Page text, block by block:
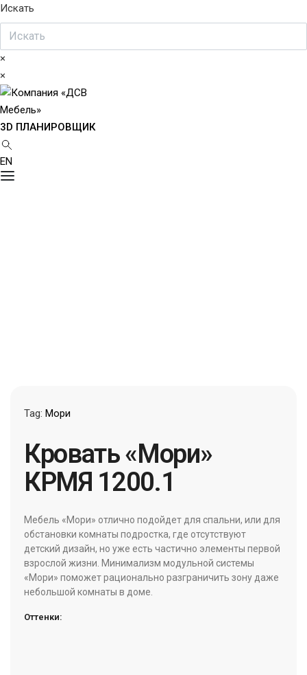
Искать
×
×
3D ПЛАНИРОВЩИК
EN
Кровать «Мори»
КРМЯ 1200.1
Мебель «Мори» отлично подойдет для спальни, или для
обстановки комнаты подростка, где отсутствуют
детский дизайн, но уже есть частично элементы первой
взрослой жизни. Минимализм модульной системы
«Мори» поможет рационально разграничить зону даже
небольшой комнаты в доме.
Оттенки:
Tag: Мори